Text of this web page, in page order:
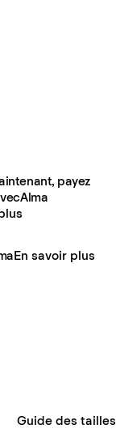
payez
Alma
En savoir plus
Guide des tailles